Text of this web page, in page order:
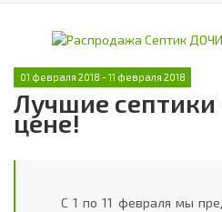
01 февраля 2018 - 11 февраля 2018
Лучшие
цене!
С 1 по 11 февраля мы